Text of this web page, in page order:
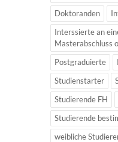
Doktoranden
Interssierte an
Masterabschluss
Postgraduierte
Studienstarter
Studierende FH
Studierende
weibliche